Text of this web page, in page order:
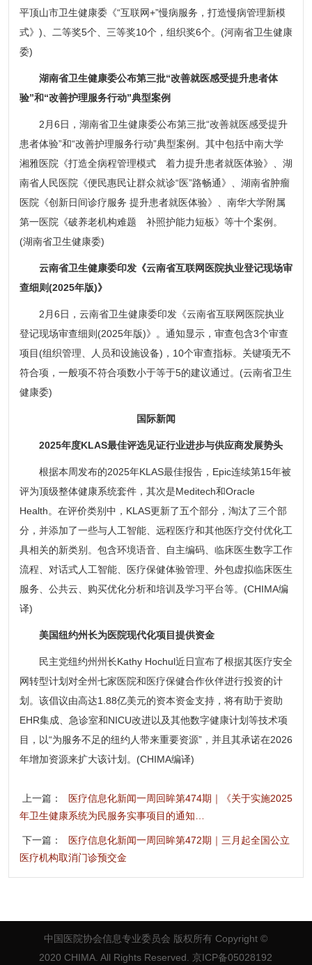
平顶山市卫生健康委《“互联网+”慢病服务，打造慢病管理新模
式》)、二等奖5个、三等奖10个，组织奖6个。(河南省卫生健康
委)
湖南省卫生健康委公布第三批“改善就医感受提升患者体
验”和“改善护理服务行动”典型案例
2月6日，湖南省卫生健康委公布第三批“改善就医感受提升
患者体验”和“改善护理服务行动”典型案例。其中包括中南大学
湘雅医院《打造全病程管理模式 着力提升患者就医体验》、湖
南省人民医院《便民惠民让群众就诊“医”路畅通》、湖南省肿瘤
医院《创新日间诊疗服务 提升患者就医体验》、南华大学附属
第一医院《破养老机构难题 补照护能力短板》等十个案例。
(湖南省卫生健康委)
云南省卫生健康委印发《云南省互联网医院执业登记现场审
查细则(2025年版)》
2月6日，云南省卫生健康委印发《云南省互联网医院执业
登记现场审查细则(2025年版)》。通知显示，审查包含3个审查
项目(组织管理、人员和设施设备)，10个审查指标。关键项无不
符合项，一般项不符合项数小于等于5的建议通过。(云南省卫生
健康委)
国际新闻
2025年度KLAS最佳评选见证行业进步与供应商发展势头
根据本周发布的2025年KLAS最佳报告，Epic连续第15年被
评为顶级整体健康系统套件，其次是Meditech和Oracle
Health。在评价类别中，KLAS更新了五个部分，淘汰了三个部
分，并添加了一些与人工智能、远程医疗和其他医疗交付优化工
具相关的新类别。包含环境语音、自主编码、临床医生数字工作
流程、对话式人工智能、医疗保健体验管理、外包虚拟临床医生
服务、公共云、购买优化分析和培训及学习平台等。(CHIMA编
译)
美国纽约州长为医院现代化项目提供资金
民主党纽约州州长Kathy Hochul近日宣布了根据其医疗安全
网转型计划对全州七家医院和医疗保健合作伙伴进行投资的计
划。该倡议由高达1.88亿美元的资本资金支持，将有助于资助
EHR集成、急诊室和NICU改进以及其他数字健康计划等技术项
目，以“为服务不足的纽约人带来重要资源”，并且其承诺在2026
年增加资源来扩大该计划。(CHIMA编译)
上一篇：
医疗信息化新闻一周回眸第474期｜《关于实施2025
年卫生健康系统为民服务实事项目的通知…
下一篇：
医疗信息化新闻一周回眸第472期｜三月起全国公立
医疗机构取消门诊预交金
中国医院协会信息专业委员会 版权所有 Copyright ©
2020 CHIMA. All Rights Reserved. 京ICP备05028192